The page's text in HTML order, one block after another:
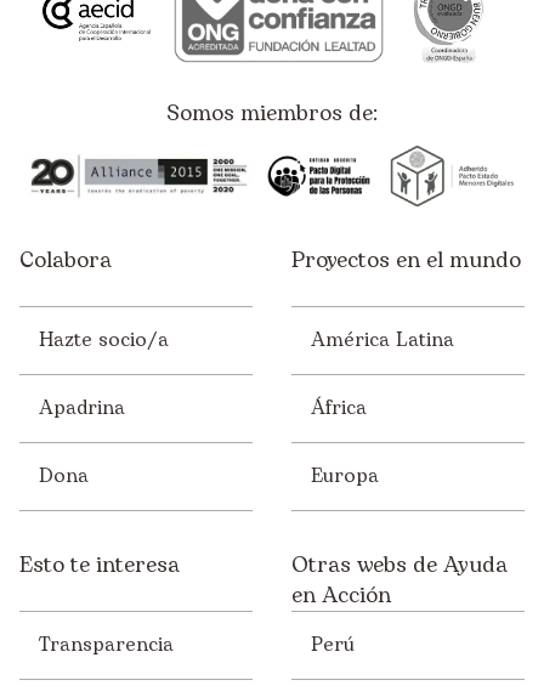
Somos miembros de:
Colabora
Hazte socio/a
Apadrina
Dona
Proyectos en el mundo
América Latina
África
Europa
Esto te interesa
Transparencia
Otras webs de Ayuda
en Acción
Perú